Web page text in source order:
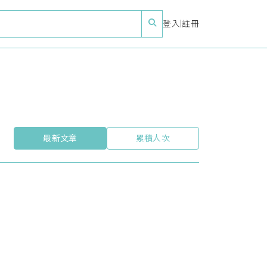
登入 註冊
最新文章 累積人次